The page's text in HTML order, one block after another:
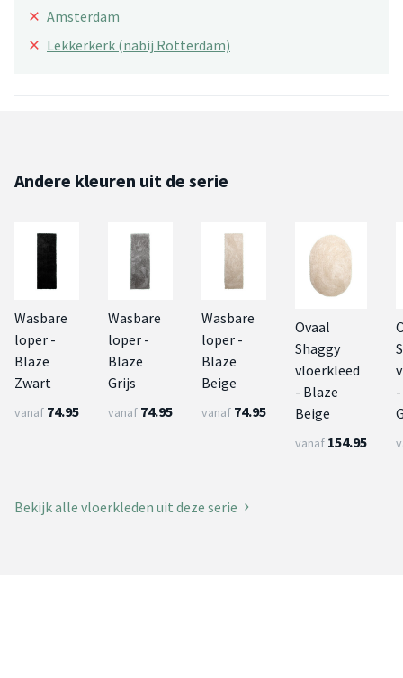
× Amsterdam
× Lekkerkerk (nabij Rotterdam)
Andere kleuren uit de serie
Wasbare
loper -
Blaze
Zwart
vanaf 74.95
Wasbare
loper -
Blaze
Grijs
vanaf 74.95
Wasbare
loper -
Blaze
Beige
vanaf 74.95
Ovaal
Shaggy
vloerkleed
- Blaze
Beige
vanaf 154.95
Bekijk alle vloerkleden uit deze serie